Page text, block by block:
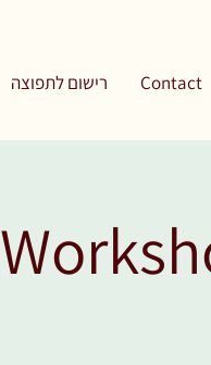
Contact רישום לתפוצה